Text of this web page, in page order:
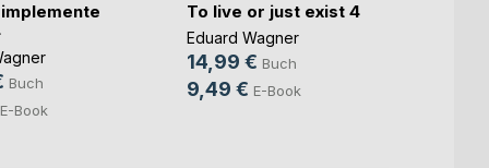
Buch
E-Book
To live or just exist 4
Eduard Wagner
14,99 € Buch
9,49 € E-Book